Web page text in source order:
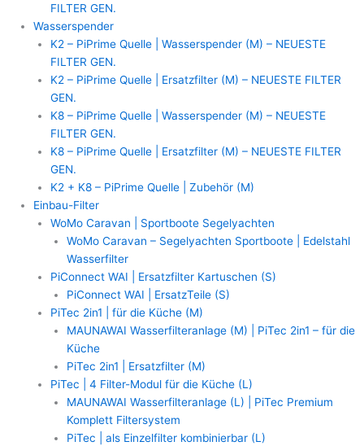
FILTER GEN.
Wasserspender
K2 – PiPrime Quelle | Wasserspender (M) – NEUESTE
FILTER GEN.
K2 – PiPrime Quelle | Ersatzfilter (M) – NEUESTE FILTER
GEN.
K8 – PiPrime Quelle | Wasserspender (M) – NEUESTE
FILTER GEN.
K8 – PiPrime Quelle | Ersatzfilter (M) – NEUESTE FILTER
GEN.
K2 + K8 – PiPrime Quelle | Zubehör (M)
Einbau-Filter
WoMo Caravan | Sportboote Segelyachten
WoMo Caravan – Segelyachten Sportboote | Edelstahl
Wasserfilter
PiConnect WAI | Ersatzfilter Kartuschen (S)
PiConnect WAI | ErsatzTeile (S)
PiTec 2in1 | für die Küche (M)
MAUNAWAI Wasserfilteranlage (M) | PiTec 2in1 – für die
Küche
PiTec 2in1 | Ersatzfilter (M)
PiTec | 4 Filter-Modul für die Küche (L)
MAUNAWAI Wasserfilteranlage (L) | PiTec Premium
Komplett Filtersystem
PiTec | als Einzelfilter kombinierbar (L)